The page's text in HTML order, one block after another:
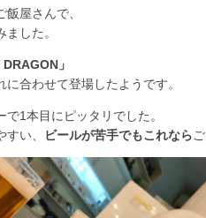
屋さんで、
した。
DRAGON」
合わせて登場したようです。
で1本目にピッタリでした。
い、
ビールが苦手でもこれなら